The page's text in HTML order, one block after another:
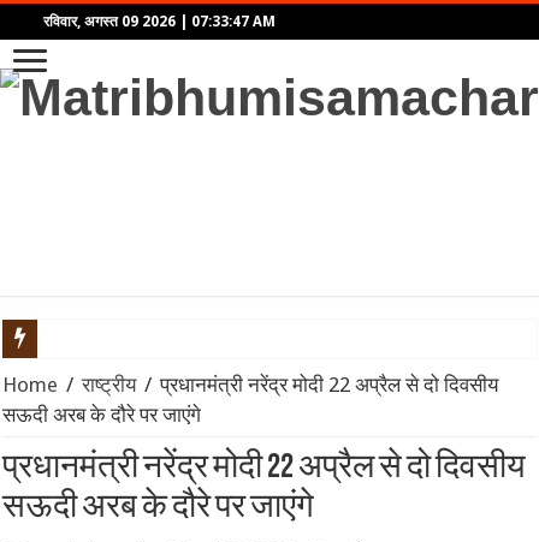
रविवार, अगस्त 09 2026 07:33:47 AM
9 अगस्त 2026 दैनिक राशिफल: मेष से मीन तक जानें कैसा रहेगा आपका
‘राष्ट्रपति मालिक नहीं, अस्थायी किराएदार हैं’: अमेरिकी कोर्ट ने ट्रंप के
रूस से तेल खरीदने पर भारत पर 100% टैरिफ का खतरा? जानिए अमेरिकी
Home / राष्ट्रीय / प्रधानमंत्री नरेंद्र मोदी 22 अप्रैल से दो दिवसीय
सऊदी अरब के दौरे पर जाएंगे
प्रधानमंत्री नरेंद्र मोदी 22 अप्रैल से दो दिवसीय
सऊदी अरब के दौरे पर जाएंगे